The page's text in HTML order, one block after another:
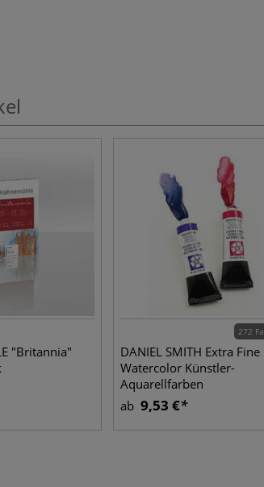
"Britannia"
272
DANIEL SMITH Extra Fine
Watercolor Künstler-
Aquarellfarben
ab 9,53 €